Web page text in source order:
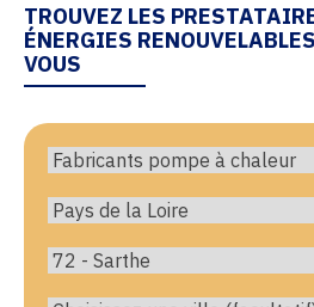
TROUVEZ LES
ÉNERGIES
VOUS